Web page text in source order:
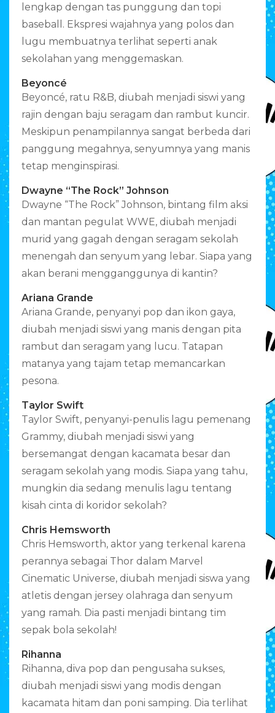
lengkap dengan tas punggung dan topi
baseball. Ekspresi wajahnya yang polos dan
lugu membuatnya terlihat seperti anak
sekolahan yang menggemaskan.
Beyoncé
Beyoncé, ratu R&B, diubah menjadi siswi yang
rajin dengan baju seragam dan rambut kuncir.
Meskipun penampilannya sangat berbeda dari
panggung megahnya, senyumnya yang manis
tetap menginspirasi.
Dwayne “The Rock” Johnson
Dwayne “The Rock” Johnson, bintang film aksi
dan mantan pegulat WWE, diubah menjadi
murid yang gagah dengan seragam sekolah
menengah dan senyum yang lebar. Siapa yang
akan berani mengganggunya di kantin?
Ariana Grande
Ariana Grande, penyanyi pop dan ikon gaya,
diubah menjadi siswi yang manis dengan pita
rambut dan seragam yang lucu. Tatapan
matanya yang tajam tetap memancarkan
pesona.
Taylor Swift
Taylor Swift, penyanyi-penulis lagu pemenang
Grammy, diubah menjadi siswi yang
bersemangat dengan kacamata besar dan
seragam sekolah yang modis. Siapa yang tahu,
mungkin dia sedang menulis lagu tentang
kisah cinta di koridor sekolah?
Chris Hemsworth
Chris Hemsworth, aktor yang terkenal karena
perannya sebagai Thor dalam Marvel
Cinematic Universe, diubah menjadi siswa yang
atletis dengan jersey olahraga dan senyum
yang ramah. Dia pasti menjadi bintang tim
sepak bola sekolah!
Rihanna
Rihanna, diva pop dan pengusaha sukses,
diubah menjadi siswi yang modis dengan
kacamata hitam dan poni samping. Dia terlihat